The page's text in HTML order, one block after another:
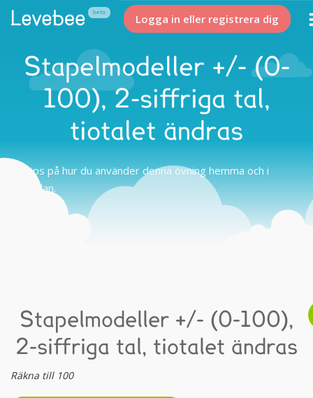
Logga in eller registrera dig
Stapelmodeller +/- (0-
100), 2-siffriga tal,
tiotalet ändras
Tips på hur du använder denna övning hemma och i
skolan.
Stapelmodeller +/- (0-100),
2-siffriga tal, tiotalet ändras
Räkna till 100